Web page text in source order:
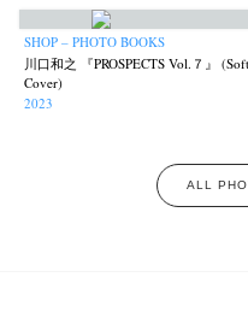
SHOP – PHOTO BOOKS
川口和之 『PROSPECTS Vol.７』 (Soft
Cover)
2023
ALL